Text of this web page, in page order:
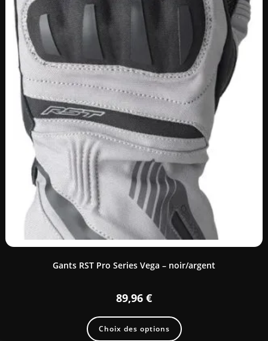
Gants RST Pro Series Vega – noir/argent
89,96 €
Choix des options